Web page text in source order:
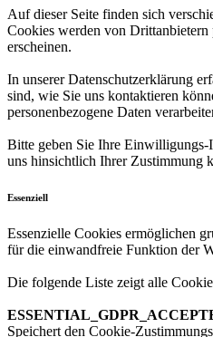
Auf dieser Seite finden sich
Cookies werden von Drittanbietern
erscheinen.
In unserer Datenschutzerklärung
sind, wie Sie uns kontaktieren
personenbezogene Daten
Bitte geben Sie Ihre
uns hinsichtlich Ihrer Zustimmung
Essenziell
Essenzielle Cookies ermöglichen
für die einwandfreie Funktion der
Die folgende Liste zeigt alle
Speichert den Cookie-